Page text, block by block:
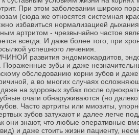
При этом заболевании широко
(сюда же относятся системная
избавиться нормализацией
артритом - чрезвычайно частое
всегда. И даже более того, при
успешного лечения.
развития эндомиокардитов,
зубы и даже
обследованию корни зубов и
а во многих случаях
на здоровых зубах после
очаги обнаруживаются (но
Часто артриты или миозиты,
зубов затухают и далее легче
они знают, что любые оперативные
и даже стоить жизни пациенту,